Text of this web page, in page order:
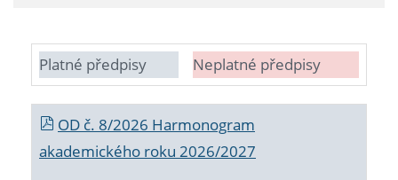
Platné předpisy Neplatné předpisy
OD č. 8/2026 Harmonogram
akademického roku 2026/2027